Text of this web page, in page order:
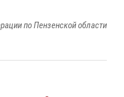
по Пензенской области